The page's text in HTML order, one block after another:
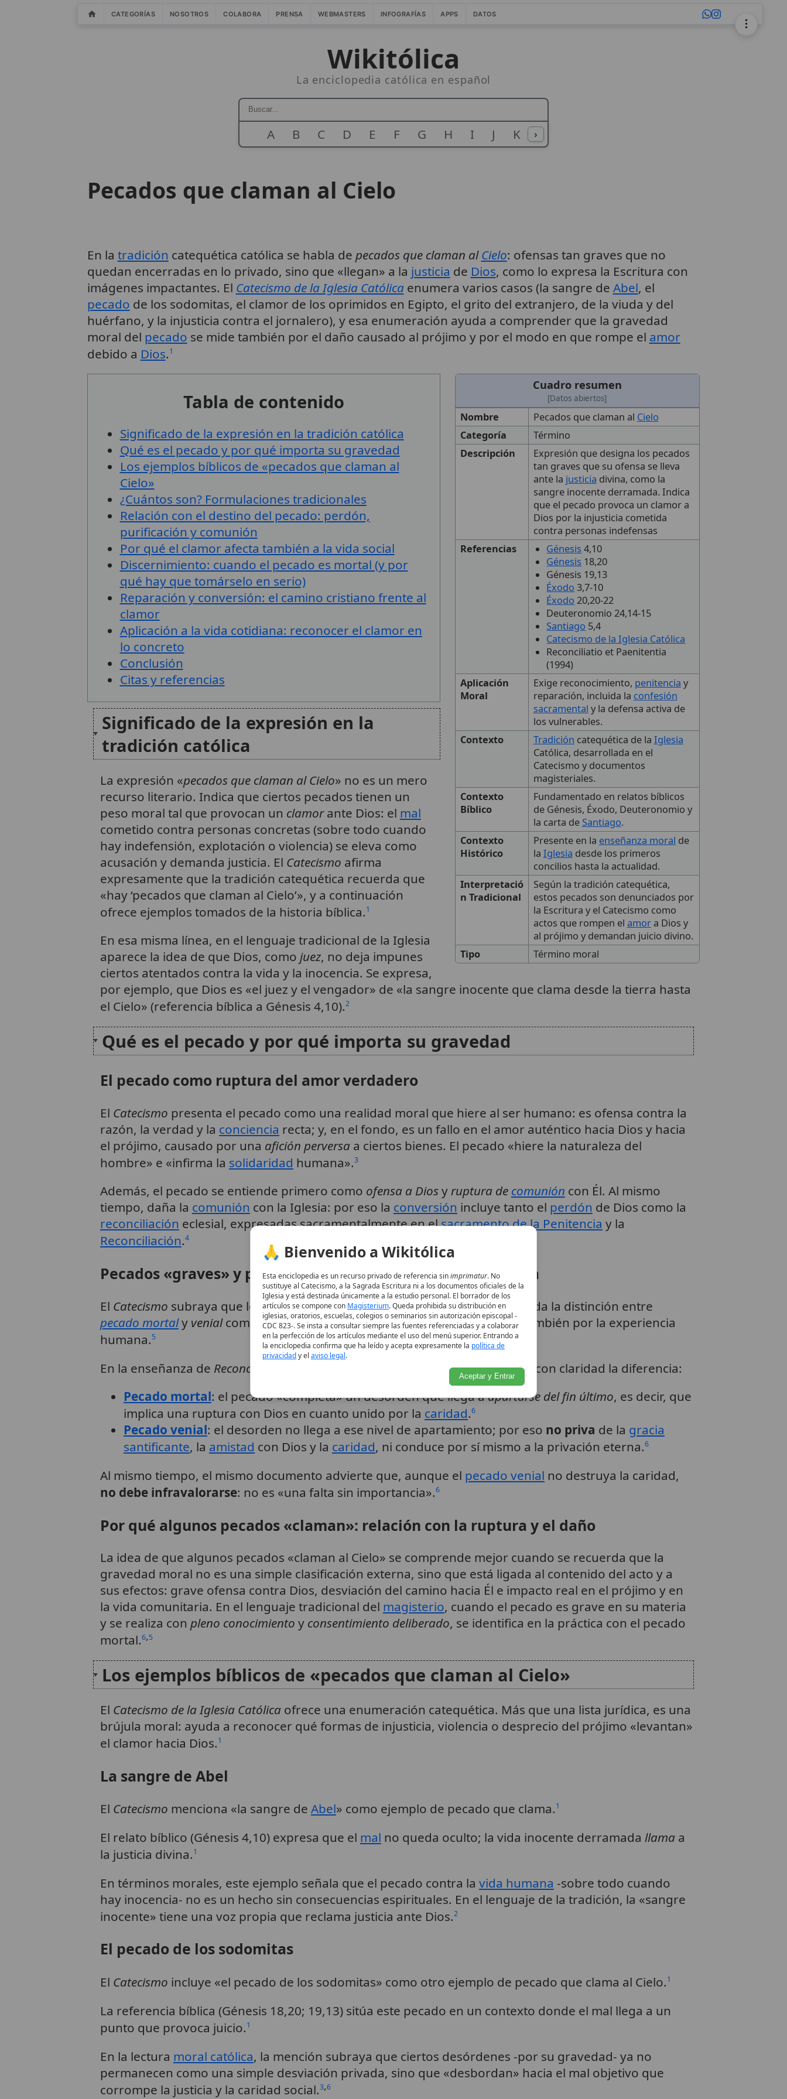
CATEGORÍAS NOSOTROS COLABORA PRENSA WEBMASTERS INFOGRAFÍAS APPS DATOS
Wikitólica
La enciclopedia católica en español
A B C D E F G H I J K L
›
Pecados que claman al Cielo
En la tradición catequética católica se habla de pecados que claman alCielo: ofensas tan graves que no
quedan encerradas en lo privado, sino que «llegan» a la justicia de Dios, como lo expresa la Escritura con
imágenes impactantes. El Catecismo de la Iglesia Católicaenumera varios casos (la sangre de Abel, el
pecado de los sodomitas, el clamor de los oprimidos en Egipto, el grito del extranjero, de la viuda y del
huérfano, y la injusticia contra el jornalero), y esa enumeración ayuda a comprender que la gravedad
moral del pecado se mide también por el daño causado al prójimo y por el modo en que rompe el amor
debido a Dios.1
Cuadro resumen
[Datos abiertos]
Nombre Pecados que claman al Cielo
Categoría
Término
Descripción
Expresión que designa los pecados
tan graves que su ofensa se lleva
ante la justicia divina, como la
sangre inocente derramada. Indica
que el pecado provoca un clamor a
Dios por la injusticia cometida
contra personas indefensas
Referencias
Génesis 4,10
Génesis 18,20
Génesis 19,13
Éxodo 3,7-10
Éxodo 20,20-22
Deuteronomio 24,14-15
Santiago 5,4
Catecismo de la Iglesia Católica
Reconciliatio et Paenitentia
(1994)
Aplicación
Moral
Exige reconocimiento, penitencia y
reparación, incluida la confesión
sacramental y la defensa activa de
los vulnerables.
Contexto
Tradición catequética de la Iglesia
Católica, desarrollada en el
Catecismo y documentos
magisteriales.
Contexto
Bíblico
Fundamentado en relatos bíblicos
de Génesis, Éxodo, Deuteronomio y
la carta de Santiago.
Contexto
Histórico
Presente en la enseñanza moral de
la Iglesia desde los primeros
concilios hasta la actualidad.
Interpretació
n Tradicional
Según la tradición catequética,
estos pecados son denunciados por
la Escritura y el Catecismo como
actos que rompen el amora Dios y
al prójimo y demandan juicio divino.
Tipo
Término moral
Tabla de contenido
Significado de la expresión en la tradición católica
Qué es el pecado y por qué importa su gravedad
Los ejemplos bíblicos de «pecados que claman al
Cielo»
¿Cuántos son? Formulaciones tradicionales
Relación con el destino del pecado: perdón,
purificación y comunión
Por qué el clamor afecta también a la vida social
Discernimiento: cuando el pecado es mortal (y por
qué hay que tomárselo en serio)
Reparación y conversión: el camino cristiano frente al
clamor
Aplicación a la vida cotidiana: reconocer el clamor en
lo concreto
Conclusión
Citas y referencias
Significado de la expresión en la
tradición católica
La expresión «pecados que claman al Cielo» no es un mero
recurso literario. Indica que ciertos pecados tienen un
peso moral tal que provocan un clamorante Dios: el mal
cometido contra personas concretas (sobre todo cuando
hay indefensión, explotación o violencia) se eleva como
acusación y demanda justicia. El Catecismo afirma
expresamente que la tradición catequética recuerda que
«hay ‘pecados que claman al Cielo’», y a continuación
ofrece ejemplos tomados de la historia bíblica.1
En esa misma línea, en el lenguaje tradicional de la Iglesia
aparece la idea de que Dios, como juez, no deja impunes
ciertos atentados contra la vida y la inocencia. Se expresa,
por ejemplo, que Dios es «el juez y el vengador» de «la sangre inocente que clama desde la tierra hasta
el Cielo» (referencia bíblica a Génesis 4,10).2
Qué es el pecado y por qué importa su gravedad
El pecado como ruptura del amor verdadero
El Catecismo presenta el pecado como una realidad moral que hiere al ser humano: es ofensa contra la
razón, la verdad y la conciencia recta; y, en el fondo, es un fallo en el amor auténtico hacia Dios y hacia
el prójimo, causado por una afición perversaa ciertos bienes. El pecado «hiere la naturaleza del
hombre» e «infirma la solidaridad humana».3
Además, el pecado se entiende primero como ofensa a Diosyruptura de comunión con Él. Al mismo
tiempo, daña la comunión con la Iglesia: por eso la conversión incluye tanto el perdón de Dios como la
reconciliación eclesial, expresadas sacramentalmente en elsacramento de la Penitencia y la
Reconciliación.4
Pecados «graves» y pecados «veniales»: distinción necesaria
El Catecismo subraya que los pecados se evalúansegún su gravedady recuerda la distinción entre
pecado mortaly venialcomo parte de la tradición de la Iglesia, confirmada también por la experiencia
humana.5
En la enseñanza de Reconciliatio et Paenitentia San Juan Pablo II) se describe con claridad la diferencia:
Pecado mortal: el pecado «completa» un desorden que llega aapartarse del fin último, es decir, que
implica una ruptura con Dios en cuanto unido por la caridad.6
Pecado venial: el desorden no llega a ese nivel de apartamiento; por eso no priva de la gracia
santificante, la amistad con Dios y la caridad, ni conduce por sí mismo a la privación eterna.6
Al mismo tiempo, el mismo documento advierte que, aunque el pecado venial no destruya la caridad,
no debe infravalorarse: no es «una falta sin importancia».6
Por qué algunos pecados «claman»: relación con la ruptura y el daño
La idea de que algunos pecados «claman al Cielo» se comprende mejor cuando se recuerda que la
gravedad moral no es una simple clasificación externa, sino que está ligada al contenido del acto y a
sus efectos: grave ofensa contra Dios, desviación del camino hacia Él e impacto real en el prójimo y en
la vida comunitaria. En el lenguaje tradicional del magisterio, cuando el pecado es grave en su materia
y se realiza con pleno conocimiento y consentimiento deliberado, se identifica en la práctica con el pecado
mortal.6,5
Los ejemplos bíblicos de «pecados que claman al Cielo»
El Catecismo de la Iglesia Católicaofrece una enumeración catequética. Más que una lista jurídica, es una
brújula moral: ayuda a reconocer qué formas de injusticia, violencia o desprecio del prójimo «levantan»
el clamor hacia Dios.1
La sangre de Abel
El Catecismo menciona «la sangre de Abel» como ejemplo de pecado que clama.1
El relato bíblico (Génesis 4,10) expresa que el mal no queda oculto; la vida inocente derramada llamaa
la justicia divina.1
En términos morales, este ejemplo señala que el pecado contra la vida humana -sobre todo cuando
hay inocencia- no es un hecho sin consecuencias espirituales. En el lenguaje de la tradición, la «sangre
inocente» tiene una voz propia que reclama justicia ante Dios.2
El pecado de los sodomitas
El Catecismo incluye «el pecado de los sodomitas» como otro ejemplo de pecado que clama al Cielo.1
La referencia bíblica (Génesis 18,20; 19,13) sitúa este pecado en un contexto donde el mal llega a un
punto que provoca juicio.1
En la lectura moral católica, la mención subraya que ciertos desórdenes -por su gravedad- ya no
permanecen como una simple desviación privada, sino que «desbordan» hacia el mal objetivo que
corrompe la justicia y la caridad social.3,6
🙏 Bienvenido a Wikitólica
Esta enciclopedia es un recurso privado de referencia sinimprimatur. No
sustituye al Catecismo, a la Sagrada Escritura ni a los documentos oficiales de la
Iglesia y está destinada únicamente a la estudio personal. El borrador de los
artículos se compone con Magisterium. Queda prohibida su distribución en
iglesias, oratorios, escuelas, colegios o seminarios sin autorización episcopal -
CDC 823-. Se insta a consultar siempre las fuentes referenciadas y a colaborar
en la perfección de los artículos mediante el uso del menú superior. Entrando a
la enciclopedia confirma que ha leído y acepta expresamente la política de
privacidady el aviso legal.
Aceptar y Entrar